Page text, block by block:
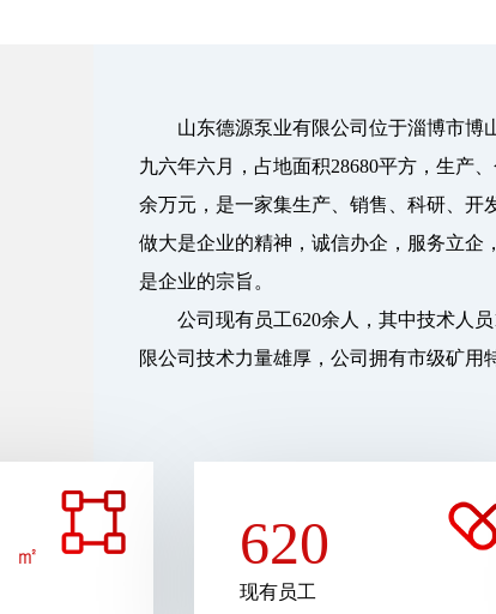
山东德源泵业有限公司位于淄博市博
九六年六月，占地面积28680平方，生产
余万元，是一家集生产、销售、科研、开
做大是企业的精神，诚信办企，服务立企
是企业的宗旨。
公司现有员工620余人，其中技术人员
限公司技术力量雄厚，公司拥有市级矿用
㎡ 620
现有员工